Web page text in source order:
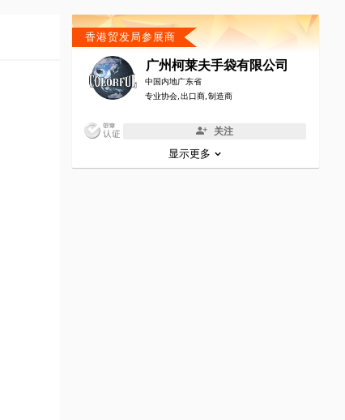
香港贸发局参展商
广州柯莱夫手袋有限公司
中国内地广东省
专业协会, 出口商, 制造商
关注
显示更多